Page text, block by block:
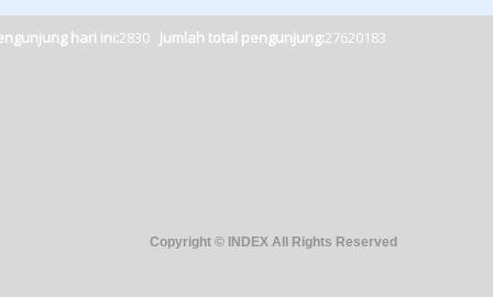
hari ini:2830 Jumlah total pengunjung:27620183
Copyright © INDEX All Rights Reserved